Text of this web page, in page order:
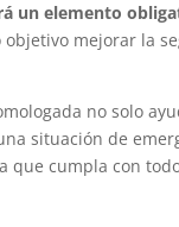
un elemento
mejorar la
no solo
situación de
cumpla con